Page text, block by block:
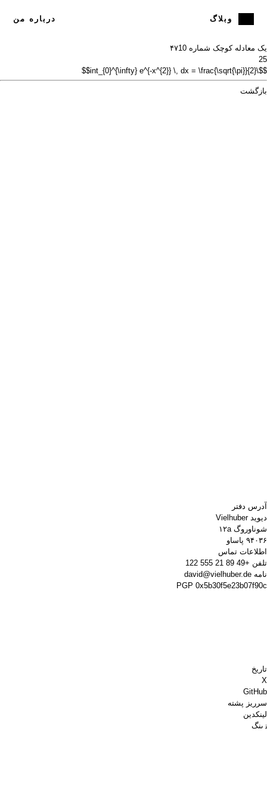
درباره من وبلاگ
یک معادله کوچک شماره ۴۷ 10
25
$$\int_{0}^{\infty} e^{-x^{2}} \, dx = \frac{\sqrt{\pi}}{2}$$
بازگشت
آدرس دفتر
دیوید Vielhuber
شوناوروگ ۱۲a
۹۴۰۳۶ پاساو
اطلاعات تماس
تلفن +49 89 21 555 122
نامه david@vielhuber.de
PGP 0x5b30f5e23b07f90c
تاریخ
X
GitHub
سرریز پشته
لینکدین
زینگ